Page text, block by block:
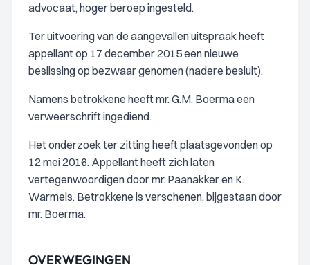
advocaat, hoger beroep ingesteld.
Ter uitvoering van de aangevallen uitspraak heeft
appellant op 17 december 2015 een nieuwe
beslissing op bezwaar genomen (nadere besluit).
Namens betrokkene heeft mr. G.M. Boerma een
verweerschrift ingediend.
Het onderzoek ter zitting heeft plaatsgevonden op
12 mei 2016. Appellant heeft zich laten
vertegenwoordigen door mr. Paanakker en K.
Warmels. Betrokkene is verschenen, bijgestaan door
mr. Boerma.
OVERWEGINGEN